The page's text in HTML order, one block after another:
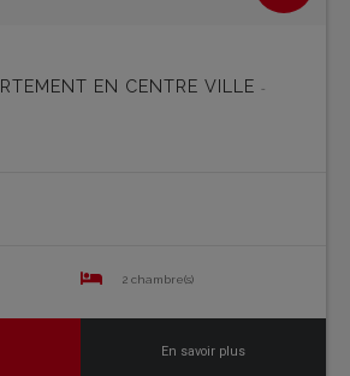
EN CENTRE VILLE -
2 chambre(s)
En savoir plus